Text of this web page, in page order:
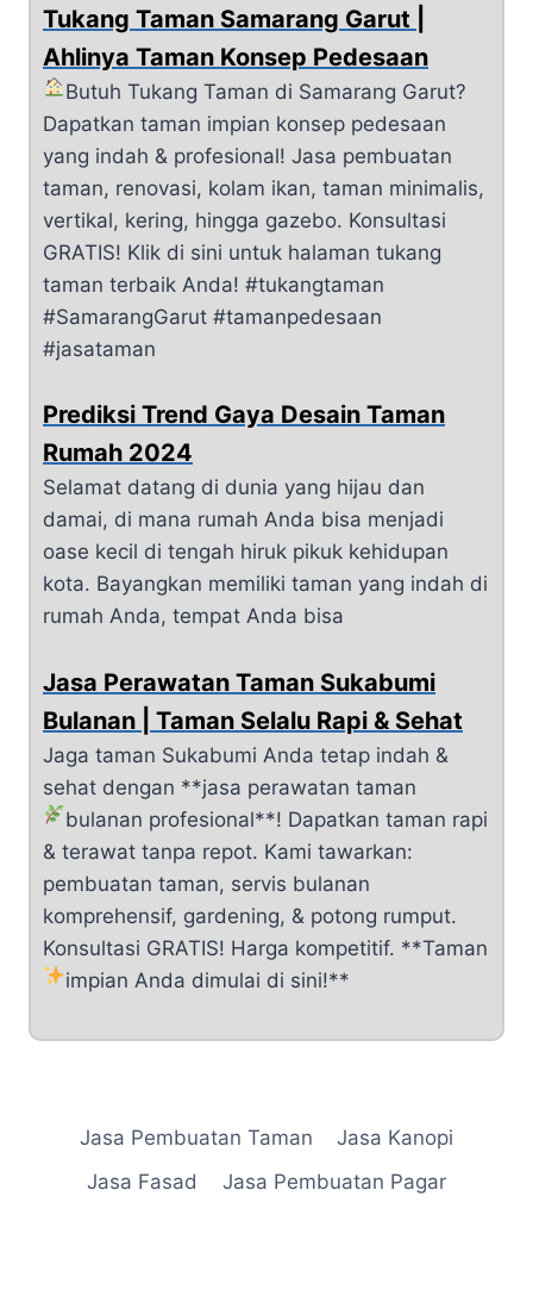
Tukang Taman Samarang Garut |
Ahlinya Taman Konsep Pedesaan
Butuh Tukang Taman di Samarang Garut?
Dapatkan taman impian konsep pedesaan
yang indah & profesional! Jasa pembuatan
taman, renovasi, kolam ikan, taman minimalis,
vertikal, kering, hingga gazebo. Konsultasi
GRATIS! Klik di sini untuk halaman tukang
taman terbaik Anda! #tukangtaman
#SamarangGarut #tamanpedesaan
#jasataman
Prediksi Trend Gaya Desain Taman
Rumah 2024
Selamat datang di dunia yang hijau dan
damai, di mana rumah Anda bisa menjadi
oase kecil di tengah hiruk pikuk kehidupan
kota. Bayangkan memiliki taman yang indah di
rumah Anda, tempat Anda bisa
Jasa Perawatan Taman Sukabumi
Bulanan | Taman Selalu Rapi & Sehat
Jaga taman Sukabumi Anda tetap indah &
sehat dengan **jasa perawatan taman
bulanan profesional**! Dapatkan taman rapi
& terawat tanpa repot. Kami tawarkan:
pembuatan taman, servis bulanan
komprehensif, gardening, & potong rumput.
Konsultasi GRATIS! Harga kompetitif. **Taman
impian Anda dimulai di sini!**
Jasa Pembuatan Taman
Jasa Kanopi
Jasa Fasad
Jasa Pembuatan Pagar